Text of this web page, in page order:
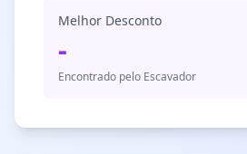
Melhor Desconto
-
Encontrado pelo Escavador